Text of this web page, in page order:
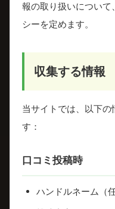
報の取り扱いについて
シーを定めます。
収集する情報
当サイトでは、以下の
す：
口コミ投稿時
ハンドルネーム（任